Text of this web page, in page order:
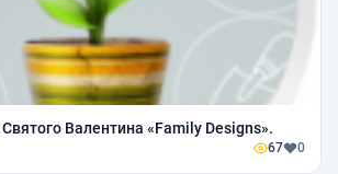
Валентина «Family Designs».
67 0